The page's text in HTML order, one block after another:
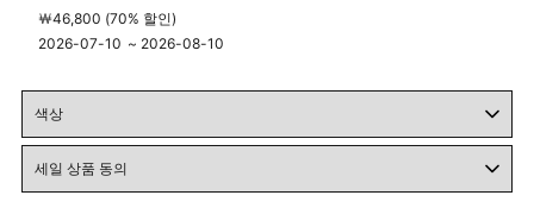
￦46,800 (70% 할인)
2026-07-10 ~ 2026-08-10